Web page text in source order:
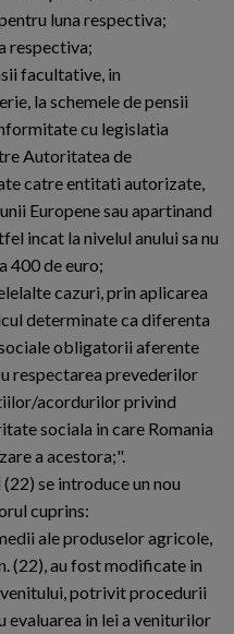
luna respectiva;
respectiva;
facultative, in
la schemele de pensii
cu legislatia
Autoritatea de
catre entitati autorizate,
Europene sau apartinand
incat la nivelul anului sa nu
400 de euro;
cazuri, prin aplicarea
determinate ca diferenta
obligatorii aferente
respectarea prevederilor
acordurilor privind
sociala in care Romania
a acestora;".
se introduce un nou
cuprins:
ale produselor agricole,
(22), au fost modificate in
potrivit procedurii
evaluarea in lei a veniturilor